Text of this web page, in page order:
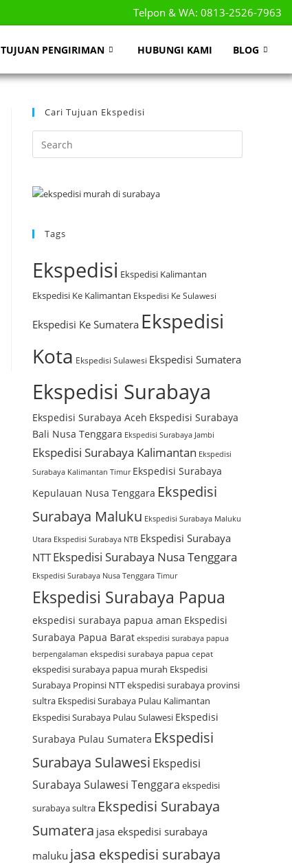
Telpon & WA: 0813-2526-7963
TUJUAN PENGIRIMAN HUBUNGI KAMI BLOG
Cari Tujuan Ekspedisi
Tags
Ekspedisi Ekspedisi Kalimantan
Ekspedisi Ke Kalimantan Ekspedisi Ke Sulawesi
Ekspedisi Ke Sumatera Ekspedisi
Kota Ekspedisi Sulawesi Ekspedisi Sumatera
Ekspedisi Surabaya
Ekspedisi Surabaya Aceh Ekspedisi Surabaya
Bali Nusa Tenggara Ekspedisi Surabaya Jambi
Ekspedisi Surabaya Kalimantan Ekspedisi
Surabaya Kalimantan Timur Ekspedisi Surabaya
Kepulauan Nusa Tenggara Ekspedisi
Surabaya Maluku Ekspedisi Surabaya Maluku
Utara Ekspedisi Surabaya NTB Ekspedisi Surabaya
NTT Ekspedisi Surabaya Nusa Tenggara
Ekspedisi Surabaya Nusa Tenggara Timur
Ekspedisi Surabaya Papua
ekspedisi surabaya papua aman Ekspedisi
Surabaya Papua Barat ekspedisi surabaya papua
berpengalaman ekspedisi surabaya papua cepat
ekspedisi surabaya papua murah Ekspedisi
Surabaya Propinsi NTTekspedisi surabaya provinsi
sultra Ekspedisi Surabaya Pulau Kalimantan
Ekspedisi Surabaya Pulau Sulawesi Ekspedisi
Surabaya Pulau Sumatera Ekspedisi
Surabaya Sulawesi Ekspedisi
Surabaya Sulawesi Tenggara ekspedisi
surabaya sultra Ekspedisi Surabaya
Sumatera jasa ekspedisi surabaya
maluku jasa ekspedisi surabaya